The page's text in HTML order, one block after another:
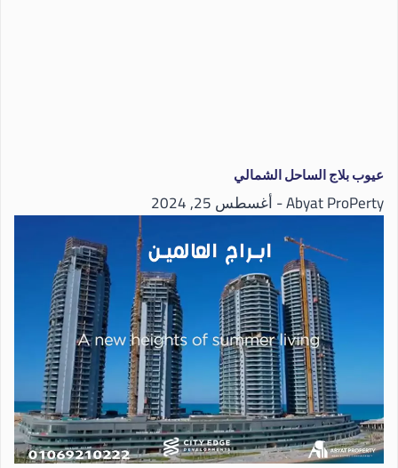
عيوب بلاج الساحل الشمالي
Abyat ProPerty أغسطس 25, 2024